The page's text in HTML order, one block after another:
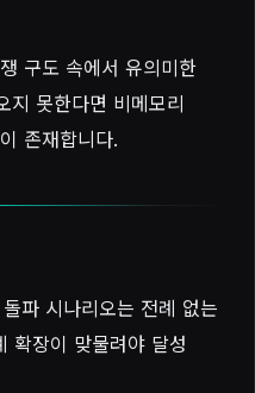
구도 속에서 유의미한
지 못한다면 비메모리
존재합니다.
파 시나리오는 전례 없는
확장이 맞물려야 달성